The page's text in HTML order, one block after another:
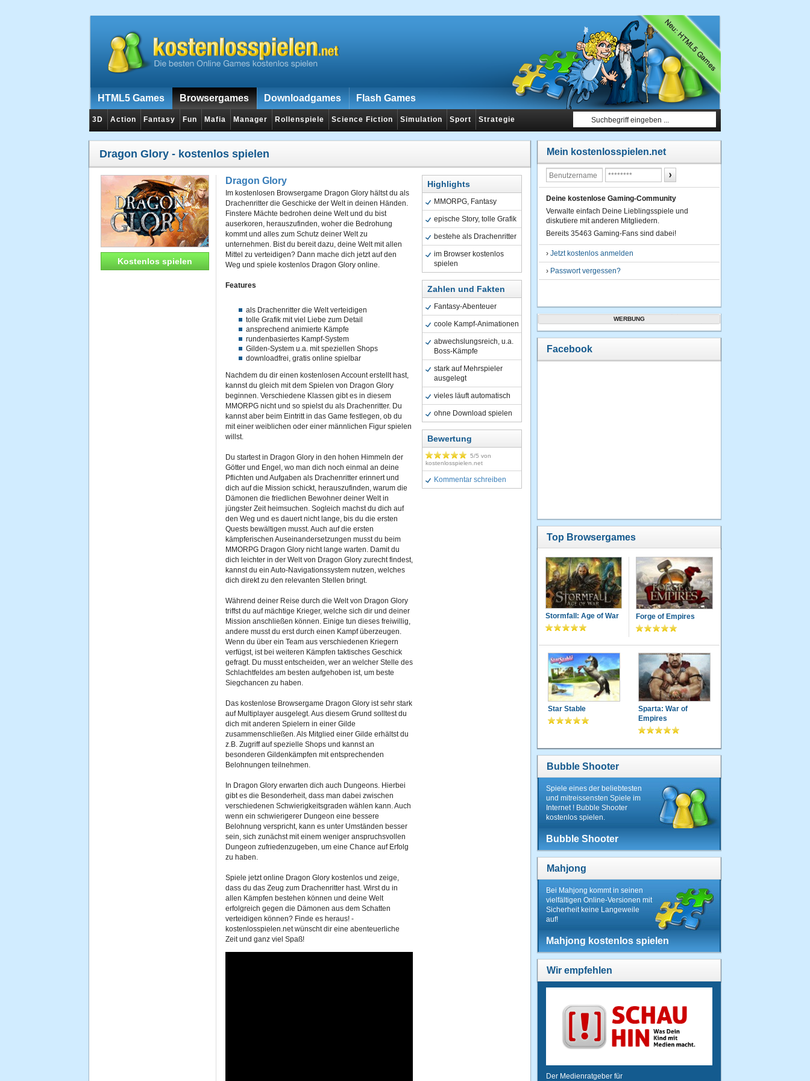
HTML5 Games Browsergames Downloadgames Flash Games
3D Action Fantasy Fun Mafia Manager Rollenspiele Science Fiction Simulation Sport Strategie
Dragon Glory - kostenlos spielen
Kostenlos spielen
Dragon Glory
Im kostenlosen Browsergame Dragon Glory hältst du als
Drachenritter die Geschicke der Welt in deinen Händen.
Finstere Mächte bedrohen deine Welt und du bist
auserkoren, herauszufinden, woher die Bedrohung
kommt und alles zum Schutz deiner Welt zu
unternehmen. Bist du bereit dazu, deine Welt mit allen
Mittel zu verteidigen? Dann mache dich jetzt auf den
Weg und spiele kostenlos Dragon Glory online.
Features
als Drachenritter die Welt verteidigen
tolle Grafik mit viel Liebe zum Detail
ansprechend animierte Kämpfe
rundenbasiertes Kampf-System
Gilden-System u.a. mit speziellen Shops
downloadfrei, gratis online spielbar
Nachdem du dir einen kostenlosen Account erstellt hast,
kannst du gleich mit dem Spielen von Dragon Glory
beginnen. Verschiedene Klassen gibt es in diesem
MMORPG nicht und so spielst du als Drachenritter. Du
kannst aber beim Eintritt in das Game festlegen, ob du
mit einer weiblichen oder einer männlichen Figur spielen
willst.
Du startest in Dragon Glory in den hohen Himmeln der
Götter und Engel, wo man dich noch einmal an deine
Pflichten und Aufgaben als Drachenritter erinnert und
dich auf die Mission schickt, herauszufinden, warum die
Dämonen die friedlichen Bewohner deiner Welt in
jüngster Zeit heimsuchen. Sogleich machst du dich auf
den Weg und es dauert nicht lange, bis du die ersten
Quests bewältigen musst. Auch auf die ersten
kämpferischen Auseinandersetzungen musst du beim
MMORPG Dragon Glory nicht lange warten. Damit du
dich leichter in der Welt von Dragon Glory zurecht findest,
kannst du ein Auto-Navigationssystem nutzen, welches
dich direkt zu den relevanten Stellen bringt.
Während deiner Reise durch die Welt von Dragon Glory
triffst du auf mächtige Krieger, welche sich dir und deiner
Mission anschließen können. Einige tun dieses freiwillig,
andere musst du erst durch einen Kampf überzeugen.
Wenn du über ein Team aus verschiedenen Kriegern
verfügst, ist bei weiteren Kämpfen taktisches Geschick
gefragt. Du musst entscheiden, wer an welcher Stelle des
Schlachtfeldes am besten aufgehoben ist, um beste
Siegchancen zu haben.
Das kostenlose Browsergame Dragon Glory ist sehr stark
auf Multiplayer ausgelegt. Aus diesem Grund solltest du
dich mit anderen Spielern in einer Gilde
zusammenschließen. Als Mitglied einer Gilde erhältst du
z.B. Zugriff auf spezielle Shops und kannst an
besonderen Gildenkämpfen mit entsprechenden
Belohnungen teilnehmen.
In Dragon Glory erwarten dich auch Dungeons. Hierbei
gibt es die Besonderheit, dass man dabei zwischen
verschiedenen Schwierigkeitsgraden wählen kann. Auch
wenn ein schwierigerer Dungeon eine bessere
Belohnung verspricht, kann es unter Umständen besser
sein, sich zunächst mit einem weniger anspruchsvollen
Dungeon zufriedenzugeben, um eine Chance auf Erfolg
zu haben.
Spiele jetzt online Dragon Glory kostenlos und zeige,
dass du das Zeug zum Drachenritter hast. Wirst du in
allen Kämpfen bestehen können und deine Welt
erfolgreich gegen die Dämonen aus dem Schatten
verteidigen können? Finde es heraus! -
kostenlosspielen.net wünscht dir eine abenteuerliche
Zeit und ganz viel Spaß!
Highlights
MMORPG, Fantasy
epische Story, tolle Grafik
bestehe als Drachenritter
im Browser kostenlos
spielen
Zahlen und Fakten
Fantasy-Abenteuer
coole Kampf-Animationen
abwechslungsreich, u.a.
Boss-Kämpfe
stark auf Mehrspieler
ausgelegt
vieles läuft automatisch
ohne Download spielen
Bewertung
5/5 von
kostenlosspielen.net
Kommentar schreiben
Mein kostenlosspielen.net
Deine kostenlose Gaming-Community
Verwalte einfach Deine Lieblingsspiele und
diskutiere mit anderen Mitgliedern.
Bereits 35463 Gaming-Fans sind dabei!
› Jetzt kostenlos anmelden
› Passwort vergessen?
WERBUNG
Facebook
Top Browsergames
Stormfall: Age of War Forge of Empires
Star Stable
Sparta: War of
Empires
Bubble Shooter
Spiele eines der beliebtesten
und mitreissensten Spiele im
Internet ! Bubble Shooter
kostenlos spielen.
Bubble Shooter
Mahjong
Bei Mahjong kommt in seinen
vielfältigen Online-Versionen mit
Sicherheit keine Langeweile
auf!
Mahjong kostenlos spielen
Wir empfehlen
Der Medienratgeber für